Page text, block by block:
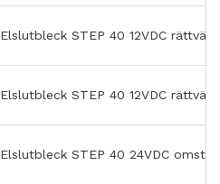
Elslutbleck STEP 40 12VDC
Elslutbleck STEP 40 12VDC
Elslutbleck STEP 40 24VDC